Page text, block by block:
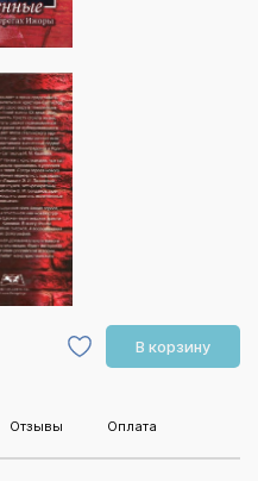
В корзину
Отзывы Оплата